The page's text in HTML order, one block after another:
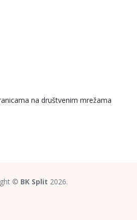
na društvenim mrežama
© BK Split 2026.